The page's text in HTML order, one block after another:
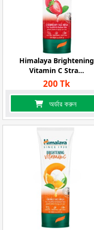
Himalaya Brightening
Vitamin C Stra...
200 Tk
অর্ডার করুন